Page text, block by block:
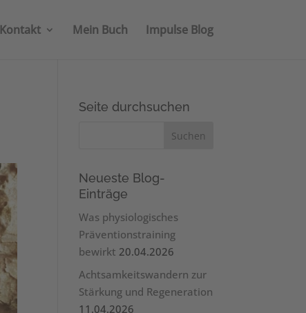
Kontakt Mein Buch Impulse Blog
Seite durchsuchen
Neueste Blog-
Einträge
Was physiologisches
Präventionstraining
bewirkt 20.04.2026
Achtsamkeitswandern zur
Stärkung und Regeneration
11.04.2026